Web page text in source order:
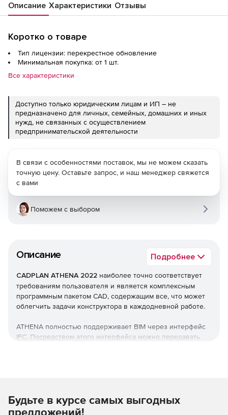
Описание Характеристики Отзывы
Коротко о товаре
Тип лицензии: перекрестное обновление
Минимальная покупка: от 1 шт.
Все характеристики
Доступно только юридическим лицам и ИП – не
предназначено для личных, семейных, домашних и иных
нужд, не связанных с осуществлением
предпринимательской деятельности
Описание Подробнее
CADPLAN ATHENA 2022 наиболее точно соответствует
требованиям пользователя и является комплексным
программным пакетом CAD, содержащим все, что может
облегчить задачи конструктора в каждодневной работе.
ATHENA полностью поддерживает BIM через интерфейс
IFC. Посредством этого интерфейса можно передавать
Основные возможности ATHENA
В связи с особенностями поставок, мы не можем сказать
точную цену. Оставьте запрос, и наш менеджер свяжется
с вами
Поможем с выбором
Будьте в курсе самых выгодных
предложений!